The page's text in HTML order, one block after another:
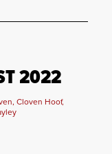
2022
Cloven Hoof,